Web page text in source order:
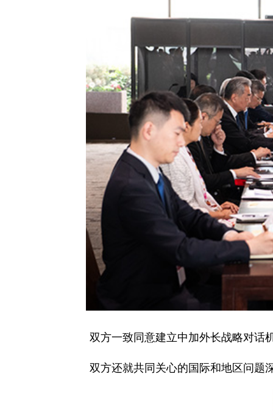
双方一致同意建立中加外长战略对话
双方还就共同关心的国际和地区问题